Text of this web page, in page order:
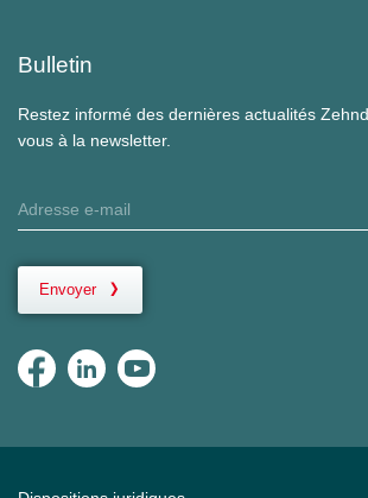
Bulletin
Restez informé des dernières actualités
vous à la newsletter.
Envoyer